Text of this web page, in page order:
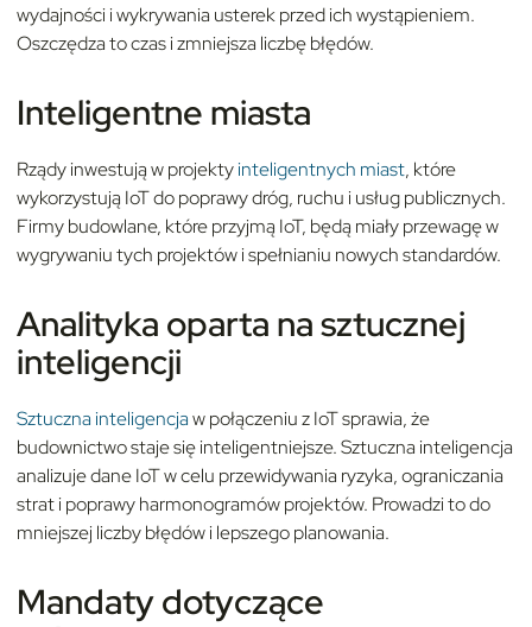
wydajności i wykrywania usterek przed ich wystąpieniem.
Oszczędza to czas i zmniejsza liczbę błędów.
Inteligentne miasta
Rządy inwestują w projektyinteligentnych miast, które
wykorzystują IoT do poprawy dróg, ruchu i usług publicznych.
Firmy budowlane, które przyjmą IoT, będą miały przewagę w
wygrywaniu tych projektów i spełnianiu nowych standardów.
Analityka oparta na sztucznej
inteligencji
Sztuczna inteligencjaw połączeniu z IoT sprawia, że
budownictwo staje się inteligentniejsze. Sztuczna inteligencja
analizuje dane IoT w celu przewidywania ryzyka, ograniczania
strat i poprawy harmonogramów projektów. Prowadzi to do
mniejszej liczby błędów i lepszego planowania.
Mandaty dotyczące